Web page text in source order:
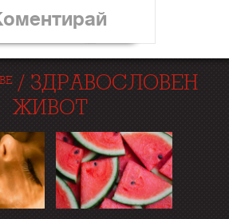
/ ЗДРАВОСЛОВЕН
ЖИВОТ